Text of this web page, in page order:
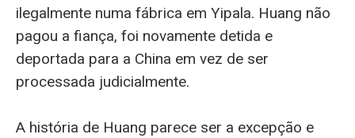
ilegalmente numa fábrica em Yipala. Huang não
pagou a fiança, foi novamente detida e
deportada para a China em vez de ser
processada judicialmente.
A história de Huang parece ser a excepção e